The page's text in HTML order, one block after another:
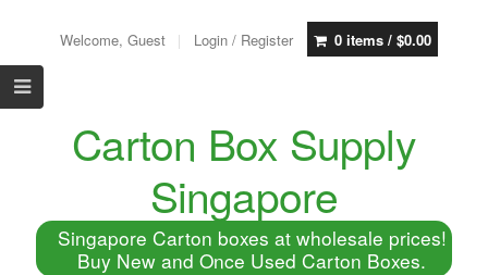
Welcome, Guest Login / Register 0 items / $0.00
Carton Box Supply
Singapore
Singapore Carton boxes at wholesale prices!
Buy New and Once Used Carton Boxes.